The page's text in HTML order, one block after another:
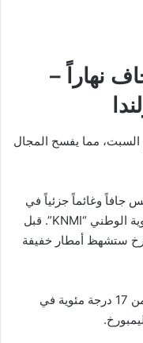
نهاراً –
مما يفسح المجال
جافاً وغائماً جزئياً في
هولندا، وفقاً لما توقعه مكتب الأرصاد الجوية الوطني “KNMI”. قبل
ستشهظ أمطار خفيفة
يمكن أن ترتفع درجة الحرارة يوم السبت من 17 درجة مئوية في